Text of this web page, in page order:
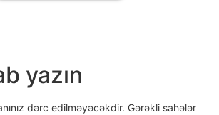
yazın
dərc edilməyəcəkdir. Gərəkli sahələr